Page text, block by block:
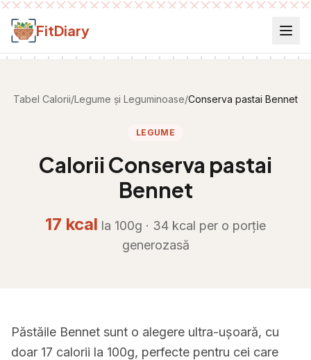
Salt la conținut
FitDiary
Tabel Calorii/Legume și Leguminoase/Conserva pastai Bennet
LEGUME
Calorii Conserva pastai
Bennet
17 kcal la 100g · 34 kcal per o porție
generozasă
Păstăile Bennet sunt o alegere ultra-ușoară, cu
doar 17 calorii la 100g, perfecte pentru cei care